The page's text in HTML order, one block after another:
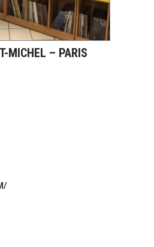
MICHEL – PARIS